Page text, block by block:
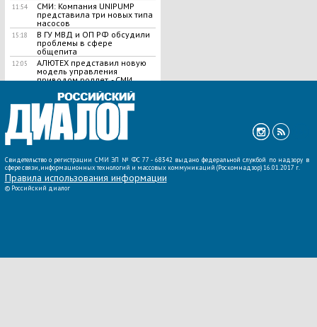
11:54
СМИ: Компания UNIPUMP
представила три новых типа
насосов
15:18
В ГУ МВД и ОП РФ обсудили
проблемы в сфере
общепита
12:05
АЛЮТЕХ представил новую
модель управления
приводом роллет, - СМИ
ВСЕ НОВОСТИ »
Свидетельство о регистрации СМИ ЭЛ № ФС 77 - 68342 выдано федеральной службой по надзору в
сфере связи, информационных технологий и массовых коммуникаций (Роскомнадзор) 16.01.2017 г.
Правила использования информации
© Российский диалог